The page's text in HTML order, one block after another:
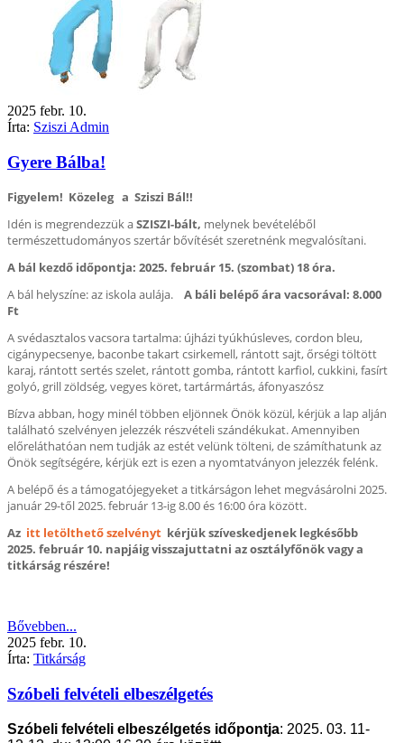
2025 febr. 10.
Írta: Sziszi Admin
Gyere Bálba!
Figyelem! Közeleg a Sziszi Bál!!
Idén is megrendezzük aSZISZI-bált, melynek bevételéből
természettudományos szertár bővítését szeretnénk megvalósítani.
A bál kezdő időpontja: 2025. február 15. (szombat) 18 óra.
A bál helyszíne: az iskola aulája.
A báli belépő ára vacsorával: 8.000
Ft
A svédasztalos vacsora tartalma: újházi tyúkhúsleves, cordon bleu,
cigánypecsenye, baconbe takart csirkemell, rántott sajt, őrségi töltött
karaj, rántott sertés szelet, rántott gomba, rántott karfiol, cukkini, fasírt
golyó, grill zöldség, vegyes köret, tartármártás, áfonyaszósz
Bízva abban, hogy minél többen eljönnek Önök közül, kérjük a lap alján
található szelvényen jelezzék részvételi szándékukat. Amennyiben
előreláthatóan nem tudják az estét velünk tölteni, de számíthatunk az
Önök segítségére, kérjük ezt is ezen a nyomtatványon jelezzék felénk.
A belépő és a támogatójegyeket a titkárságon lehet megvásárolni 2025.
január 29-től 2025. február 13-ig 8.00 és 16:00 óra között.
Az itt letölthető szelvényt kérjük szíveskedjenek legkésőbb
2025. február 10. napjáig visszajuttatni az osztályfőnök vagy a
titkárság részére!
Bővebben...
2025 febr. 10.
Írta: Titkárság
Szóbeli felvételi elbeszélgetés
Szóbeli felvételi elbeszélgetés időpontja: 2025. 03. 11-